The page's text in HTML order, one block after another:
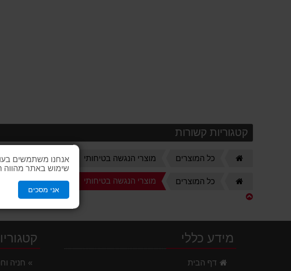
אנחנו משתמשים
שימוש באתר
אני מסכים
קטגוריות קשורות
כל המוצרים מוצרי הנגשה בטיחותי אביזרי נגישות
כל המוצרים מוצרי הנגשה בטיחותי
מידע כללי
דף הבית
חניה